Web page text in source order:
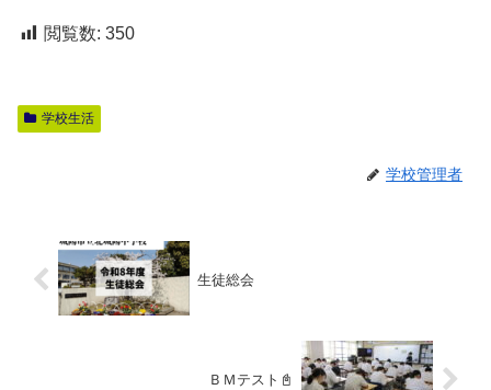
閲覧数: 350
学校生活
学校管理者
生徒総会
ＢＭテスト📓